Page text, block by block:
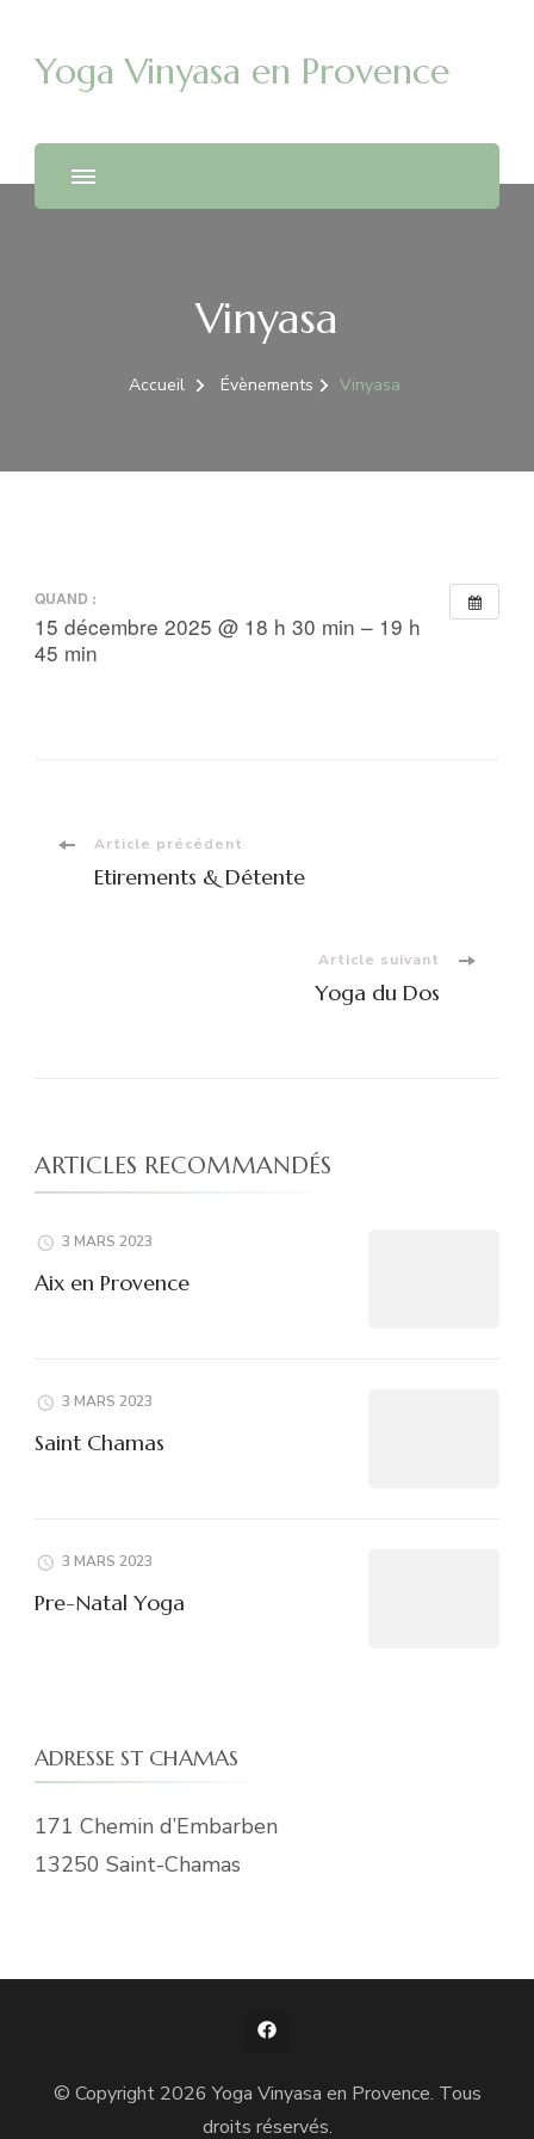
Yoga Vinyasa en Provence
Vinyasa
Accueil Évènements Vinyasa
QUAND :
15 décembre 2025 @ 18 h 30 min – 19 h
45 min
Navigation
Article précédent
Etirements & Détente
Article suivant
Yoga du Dos
ARTICLES RECOMMANDÉS
3 MARS 2023
Aix en Provence
3 MARS 2023
Saint Chamas
3 MARS 2023
Pre-Natal Yoga
ADRESSE ST CHAMAS
171 Chemin d’Embarben
13250 Saint-Chamas
© Copyright 2026Yoga Vinyasa en Provence. Tous
droits réservés.